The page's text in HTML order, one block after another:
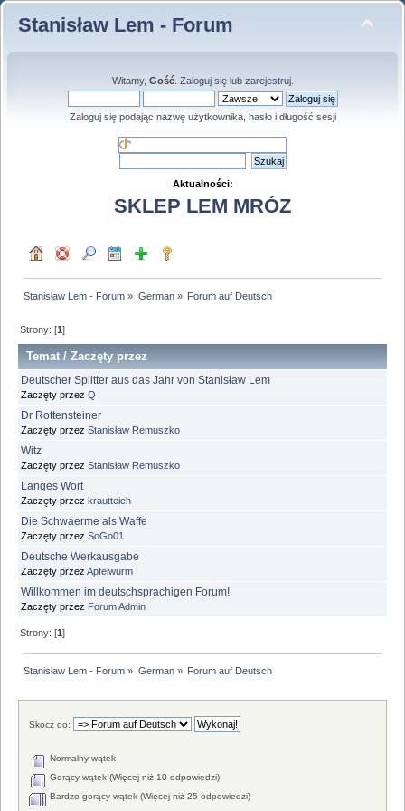
Stanisław Lem - Forum
Witamy, Gość. Zaloguj sięlub zarejestruj.
Zaloguj się podając nazwę użytkownika, hasło i długość sesji
Aktualności:
SKLEP LEM MRÓZ
Stanisław Lem - Forum » German» Forum auf Deutsch
Strony: [1]
Temat /Zaczęty przez
Deutscher Splitter aus das Jahr von Stanisław Lem
Zaczęty przez Q
Dr Rottensteiner
Zaczęty przez Stanisław Remuszko
Witz
Zaczęty przez Stanisław Remuszko
Langes Wort
Zaczęty przez krautteich
Die Schwaerme als Waffe
Zaczęty przez SoGo01
Deutsche Werkausgabe
Zaczęty przez Apfelwurm
Willkommen im deutschsprachigen Forum!
Zaczęty przez Forum Admin
Strony: [1]
Stanisław Lem - Forum » German» Forum auf Deutsch
Skocz do:
Normalny wątek
Gorący wątek (Więcej niż 10 odpowiedzi)
Bardzo gorący wątek (Więcej niż 25 odpowiedzi)